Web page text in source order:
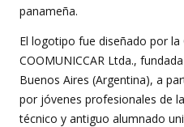
panameña.
El logotipo fue diseñado por
COOMUNICCAR Ltda.,
Buenos Aires (Argentina), a
por jóvenes profesionales de
técnico y antiguo alumnado